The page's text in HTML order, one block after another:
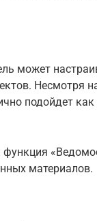
может
Несмотря
подойдет
материалов.